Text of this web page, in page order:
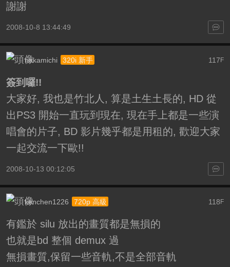
謝謝
2008-10-8 13:44:49
117F
nakamichi 320i 新手
簽到囉!!
大家好, 我也是竹北人, 算是土生土長的, HD 從
出PS3 開始一直玩到現在, 現在手上都是一些演
唱會的片子, BD 影片幾乎都是用租的, 歡迎大家
一起交流一下歐!!
2008-10-13 00:12:05
118F
kenchen1226 720p 高級
有鑑於 silu 放出的畫質都是無損的
也就是bd 整個 demux 過
無損畫質,保留一些音軌,不是全部音軌